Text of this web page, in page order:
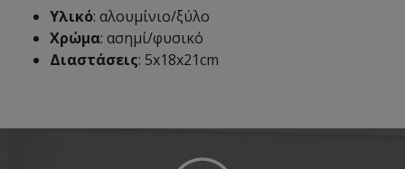
Υλικό: αλουμίνιο/ξύλο
Χρώμα: ασημί/φυσικό
Διαστάσεις: 5x18x21cm